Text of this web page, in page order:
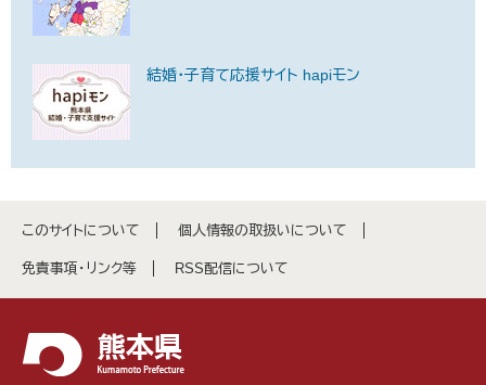
結婚・子育て応援サイト hapiモン
このサイトについて 個人情報の取扱いについて
免責事項・リンク等 RSS配信について